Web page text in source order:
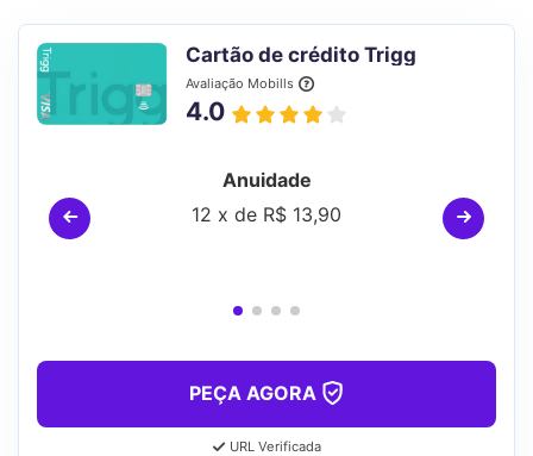
Cartão de crédito Trigg
Avaliação Mobills
4.0
Anuidade
12 x de R$ 13,90
PEÇA AGORA
URL Verificada